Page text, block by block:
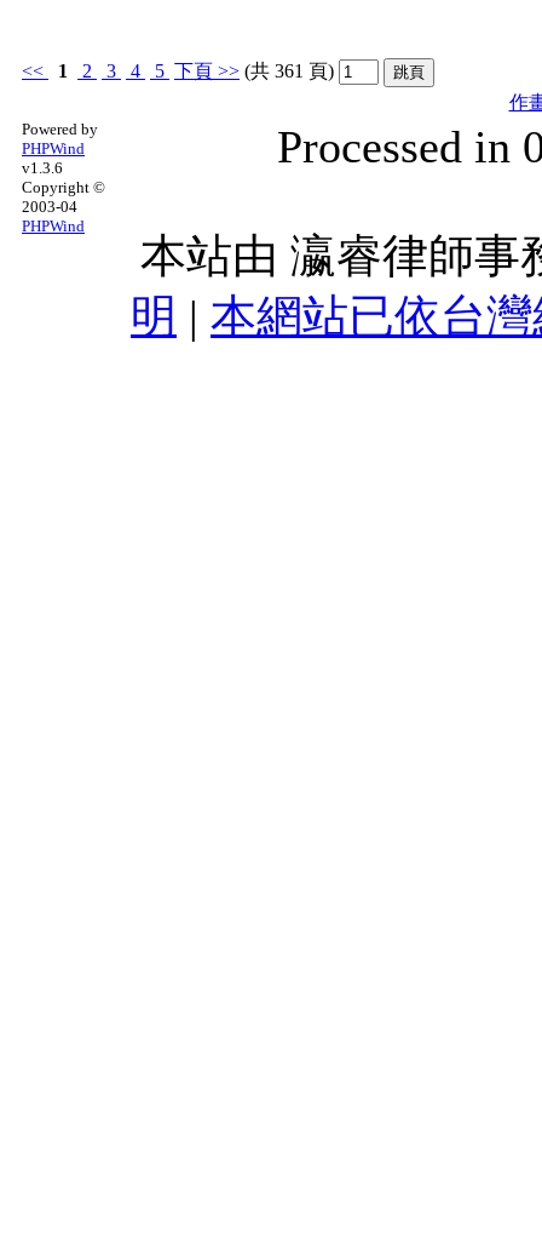
<< 1 2 3 4 5 下頁 >> (共 361 頁)
作
Powered by
PHPWind
v1.3.6
Copyright ©
2003-04
PHPWind
Processed in
本站由 瀛睿律師事
明 | 本網站已依台